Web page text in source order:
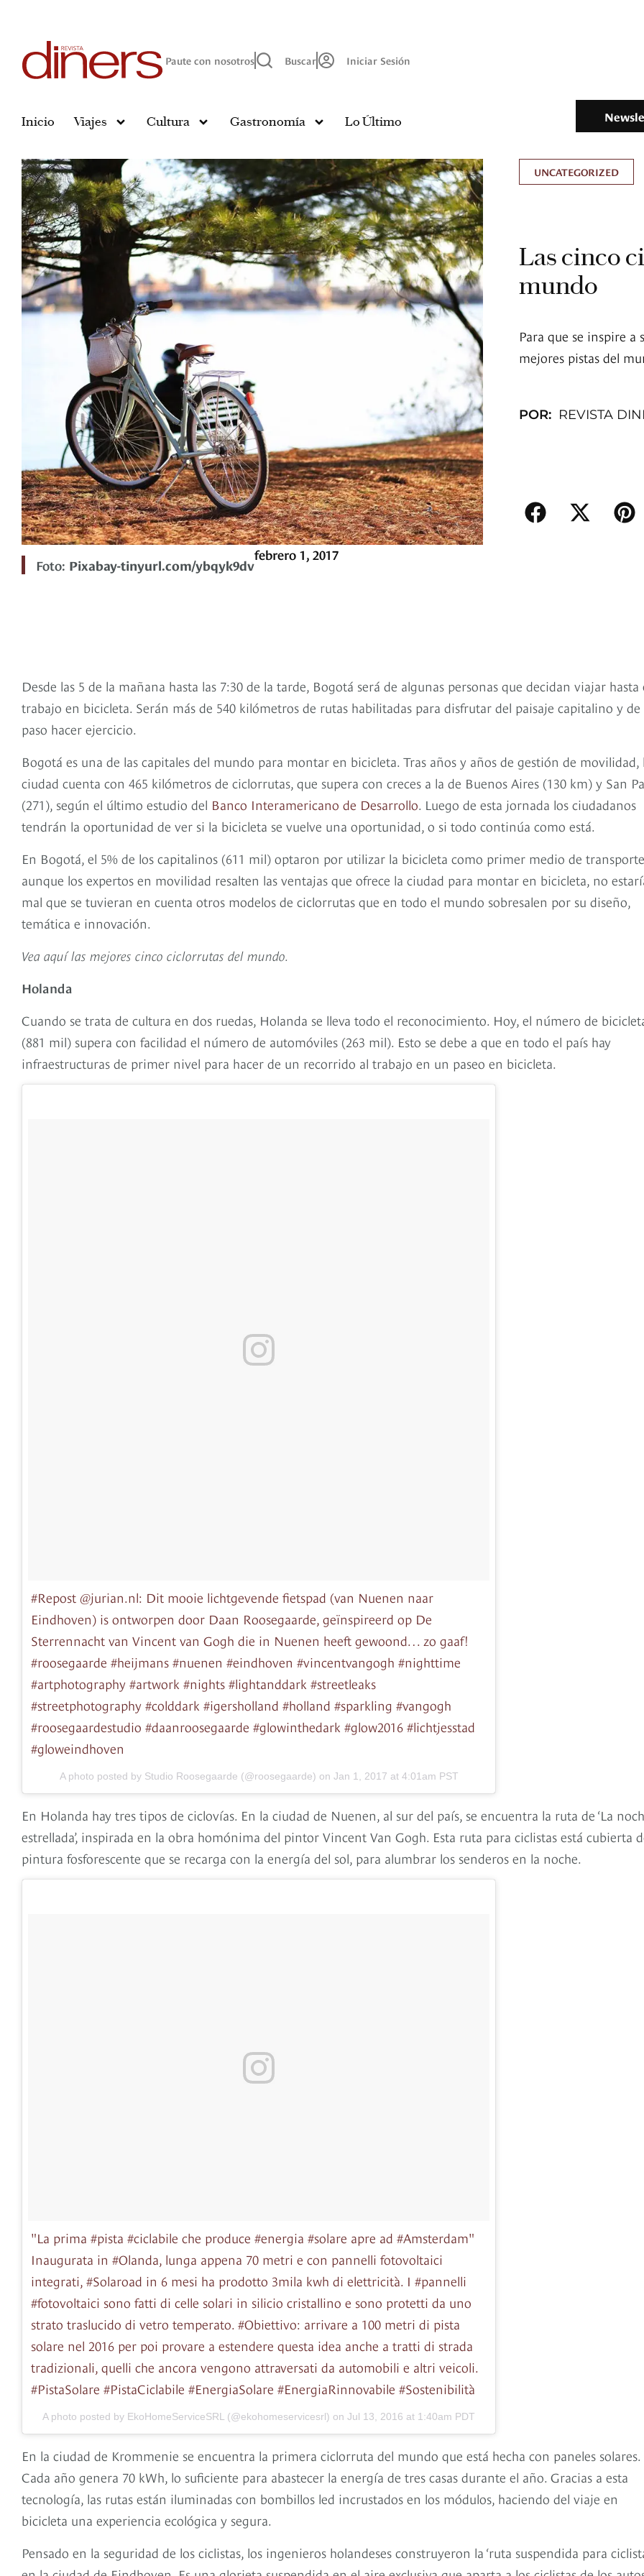
Paute con nosotros Buscar Iniciar Sesión
Inicio Viajes Cultura Gastronomía Lo Último
Foto: Pixabay-tinyurl.com/ybqyk9dv
febrero 1, 2017
UNCATEGORIZED
Las cinco
mundo
Para que se inspire
mejores pistas del
POR: REVISTA
Desde las 5 de la mañana hasta las 7:30 de la tarde, Bogotá será de algunas personas que decidan viajar hasta
trabajo en bicicleta. Serán más de 540 kilómetros de rutas habilitadas para disfrutar del paisaje capitalino y de
paso hacer ejercicio.
Bogotá es una de las capitales del mundo para montar en bicicleta. Tras años y años de gestión de movilidad,
ciudad cuenta con 465 kilómetros de ciclorrutas, que supera con creces a la de Buenos Aires (130 km) y San
(271), según el último estudio del Banco Interamericano de Desarrollo. Luego de esta jornada los ciudadanos
tendrán la oportunidad de ver si la bicicleta se vuelve una oportunidad, o si todo continúa como está.
En Bogotá, el 5% de los capitalinos (611 mil) optaron por utilizar la bicicleta como primer medio de
aunque los expertos en movilidad resalten las ventajas que ofrece la ciudad para montar en bicicleta, no
mal que se tuvieran en cuenta otros modelos de ciclorrutas que en todo el mundo sobresalen por su diseño,
temática e innovación.
Vea aquí las mejores cinco ciclorrutas del mundo.
Holanda
Cuando se trata de cultura en dos ruedas, Holanda se lleva todo el reconocimiento. Hoy, el número de
(881 mil) supera con facilidad el número de automóviles (263 mil). Esto se debe a que en todo el país hay
infraestructuras de primer nivel para hacer de un recorrido al trabajo en un paseo en bicicleta.
#Repost @jurian.nl: Dit mooie lichtgevende fietspad (van Nuenen naar
Eindhoven) is ontworpen door Daan Roosegaarde, geïnspireerd op De
Sterrennacht van Vincent van Gogh die in Nuenen heeft gewoond… zo gaaf!
#roosegaarde #heijmans #nuenen #eindhoven #vincentvangogh #nighttime
#artphotography #artwork #nights #lightanddark #streetleaks
#streetphotography #colddark #igersholland #holland #sparkling #vangogh
#roosegaardestudio #daanroosegaarde #glowinthedark #glow2016 #lichtjesstad
#gloweindhoven
A photo posted by Studio Roosegaarde (@roosegaarde) on Jan 1, 2017 at 4:01am PST
En Holanda hay tres tipos de ciclovías. En la ciudad de Nuenen, al sur del país, se encuentra la ruta de ‘La
estrellada’, inspirada en la obra homónima del pintor Vincent Van Gogh. Esta ruta para ciclistas está cubierta
pintura fosforescente que se recarga con la energía del sol, para alumbrar los senderos en la noche.
"La prima #pista #ciclabile che produce #energia #solare apre ad #Amsterdam"
Inaugurata in #Olanda, lunga appena 70 metri e con pannelli fotovoltaici
integrati, #Solaroad in 6 mesi ha prodotto 3mila kwh di elettricità. I #pannelli
#fotovoltaici sono fatti di celle solari in silicio cristallino e sono protetti da uno
strato traslucido di vetro temperato. #Obiettivo: arrivare a 100 metri di pista
solare nel 2016 per poi provare a estendere questa idea anche a tratti di strada
tradizionali, quelli che ancora vengono attraversati da automobili e altri veicoli.
#PistaSolare #PistaCiclabile #EnergiaSolare #EnergiaRinnovabile #Sostenibilità
A photo posted by EkoHomeServiceSRL (@ekohomeservicesrl) on Jul 13, 2016 at 1:40am PDT
En la ciudad de Krommenie se encuentra la primera ciclorruta del mundo que está hecha con paneles solares.
Cada año genera 70 kWh, lo suficiente para abastecer la energía de tres casas durante el año. Gracias a esta
tecnología, las rutas están iluminadas con bombillos led incrustados en los módulos, haciendo del viaje en
bicicleta una experiencia ecológica y segura.
Pensado en la seguridad de los ciclistas, los ingenieros holandeses construyeron la ‘ruta suspendida para